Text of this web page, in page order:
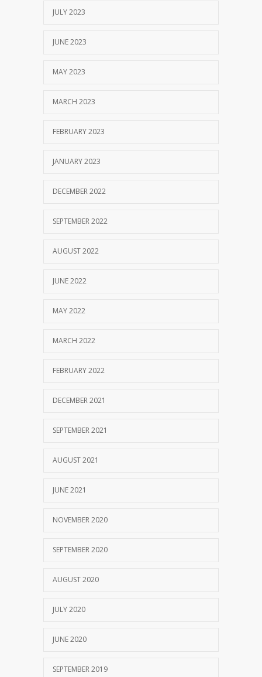
JULY 2023
JUNE 2023
MAY 2023
MARCH 2023
FEBRUARY 2023
JANUARY 2023
DECEMBER 2022
SEPTEMBER 2022
AUGUST 2022
JUNE 2022
MAY 2022
MARCH 2022
FEBRUARY 2022
DECEMBER 2021
SEPTEMBER 2021
AUGUST 2021
JUNE 2021
NOVEMBER 2020
SEPTEMBER 2020
AUGUST 2020
JULY 2020
JUNE 2020
SEPTEMBER 2019